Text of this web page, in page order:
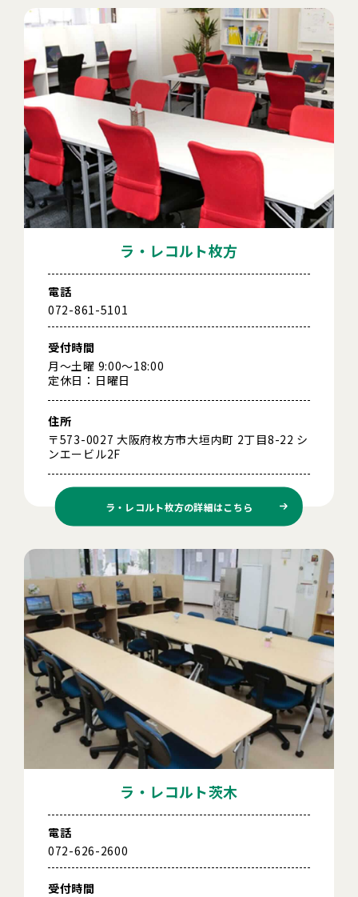
ラ・レコルト枚方
電話
072-861-5101
受付時間
月～土曜 9:00～18:00
定休日：日曜日
住所
〒573-0027 大阪府枚方市大垣内町 2丁目8-22 シ
ンエービル2F
ラ・レコルト枚方の詳細はこちら
ラ・レコルト茨木
電話
072-626-2600
受付時間